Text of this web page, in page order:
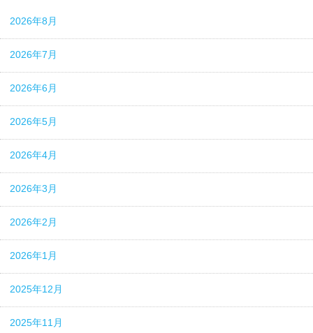
2026年8月
2026年7月
2026年6月
2026年5月
2026年4月
2026年3月
2026年2月
2026年1月
2025年12月
2025年11月